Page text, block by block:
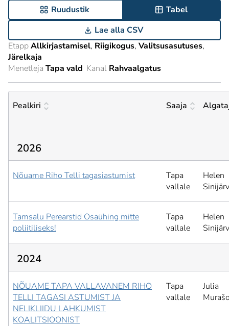
Ruudustik
Tabel
Lae alla CSV
EtappAllkirjastamisel Riigikogus Valitsusasutuses
Järelkaja
Menetleja Tapa vald Kanal Rahvaalgatus
Pealkiri Saaja
2026
Nõuame Riho Telli tagasiastumist
Tapa
vallale
Helen
Sinijärv
Tamsalu Perearstid Osaühing mitte
poliitiliseks!
Tapa
vallale
Helen
Sinijärv
2024
NÕUAME TAPA VALLAVANEM RIHO
TELLI TAGASI ASTUMIST JA
NELIKLIIDU LAHKUMIST
KOALITSIOONIST
Tapa
vallale
Julia